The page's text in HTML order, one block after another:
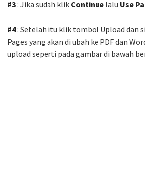
#3: Jika sudah klik Continue lalu Use
#4: Setelah itu klik tombol Upload dan
Pages yang akan di ubah ke PDF dan
upload seperti pada gambar di bawah